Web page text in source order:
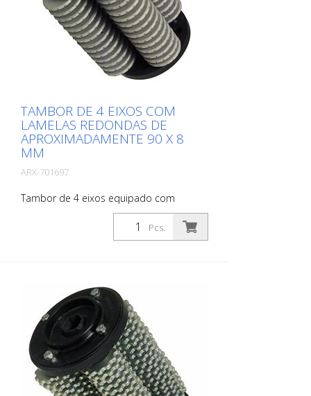
TAMBOR DE 4 EIXOS COM
LAMELAS REDONDAS DE
APROXIMADAMENTE 90 X 8
MM
ARX-701697
Tambor de 4 eixos equipado com
lamelas redondas Conjunto de lamelas
com inserções de carboneto, para
desbastar e ranhurar betão e asfalto,
Pcs.